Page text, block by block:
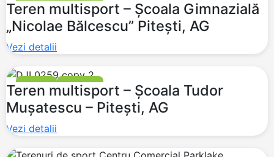
FOTBAL BASCHET
Teren multisport – Școala Gimnazială
„Nicolae Bălcescu” Pitești, AG
Vezi detalii
FOTBAL BASCHET
Teren multisport – Școala Tudor
Mușatescu – Pitești, AG
Vezi detalii